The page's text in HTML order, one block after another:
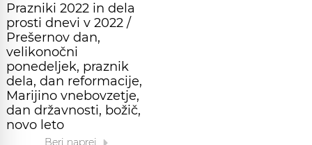
Prazniki 2022 in dela
prosti dnevi v 2022 /
Prešernov dan,
velikonočni
ponedeljek, praznik
dela, dan reformacije,
Marijino vnebovzetje,
dan državnosti, božič,
novo leto
Beri naprej